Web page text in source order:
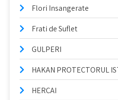
Flori Insangerate
Frati de Suflet
GULPERI
HAKAN PROTECTORUL
HERCAI